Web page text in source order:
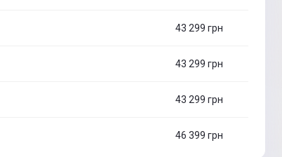
43 299 грн
43 299 грн
43 299 грн
46 399 грн